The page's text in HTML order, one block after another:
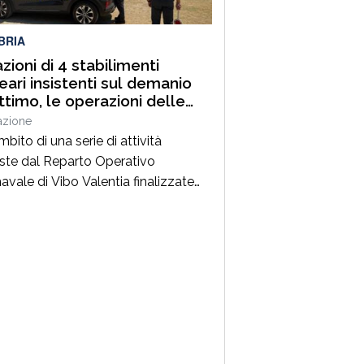
di 4 stabilimenti
insistenti sul demanio
le operazioni delle
Gialle in Calabria
di una serie di attività
dal Reparto Operativo
di Vibo Valentia finalizzate